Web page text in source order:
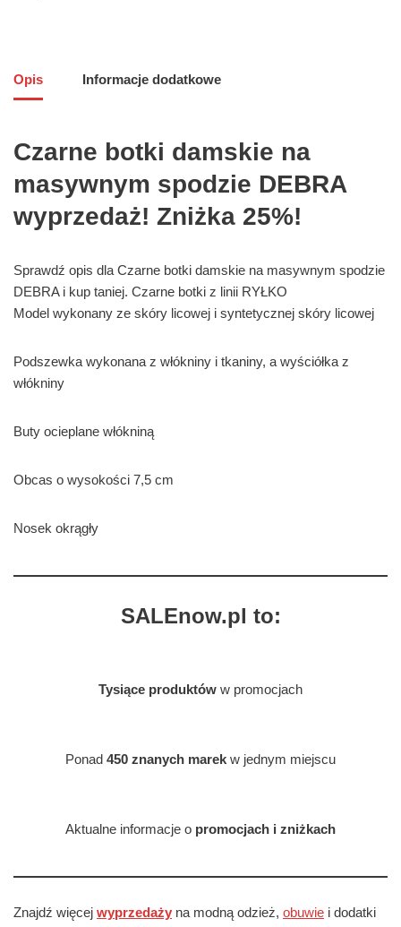
Opis Informacje dodatkowe
Czarne botki damskie na
masywnym spodzie DEBRA
wyprzedaż! Zniżka 25%!
Sprawdź opis dla Czarne botki damskie na masywnym spodzie
DEBRA i kup taniej. Czarne botki z linii RYŁKO
Model wykonany ze skóry licowej i syntetycznej skóry licowej
Podszewka wykonana z włókniny i tkaniny, a wyściółka z
włókniny
Buty ocieplane włókniną
Obcas o wysokości 7,5 cm
Nosek okrągły
SALEnow.pl to:
Tysiące produktów w promocjach
Ponad 450 znanych marek w jednym miejscu
Aktualne informacje o promocjach i zniżkach
Znajdź więcej wyprzedaży na modną odzież, obuwie i dodatki